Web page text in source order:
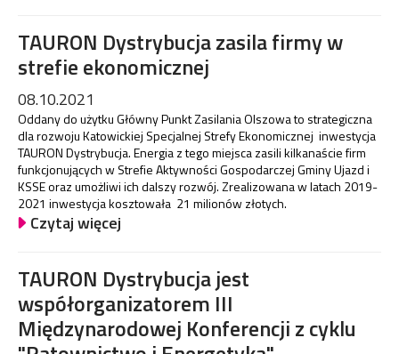
TAURON Dystrybucja zasila firmy w
strefie ekonomicznej
08.10.2021
Oddany do użytku Główny Punkt Zasilania Olszowa to strategiczna
dla rozwoju Katowickiej Specjalnej Strefy Ekonomicznej inwestycja
TAURON Dystrybucja. Energia z tego miejsca zasili kilkanaście firm
funkcjonujących w Strefie Aktywności Gospodarczej Gminy Ujazd i
KSSE oraz umożliwi ich dalszy rozwój. Zrealizowana w latach 2019-
2021 inwestycja kosztowała 21 milionów złotych.
Czytaj więcej
TAURON Dystrybucja jest
współorganizatorem III
Międzynarodowej Konferencji z cyklu